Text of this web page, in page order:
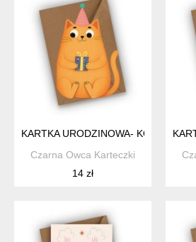
KARTKA URODZINOWA- KOTEK
Czarna Owca Karteczki
14 zł